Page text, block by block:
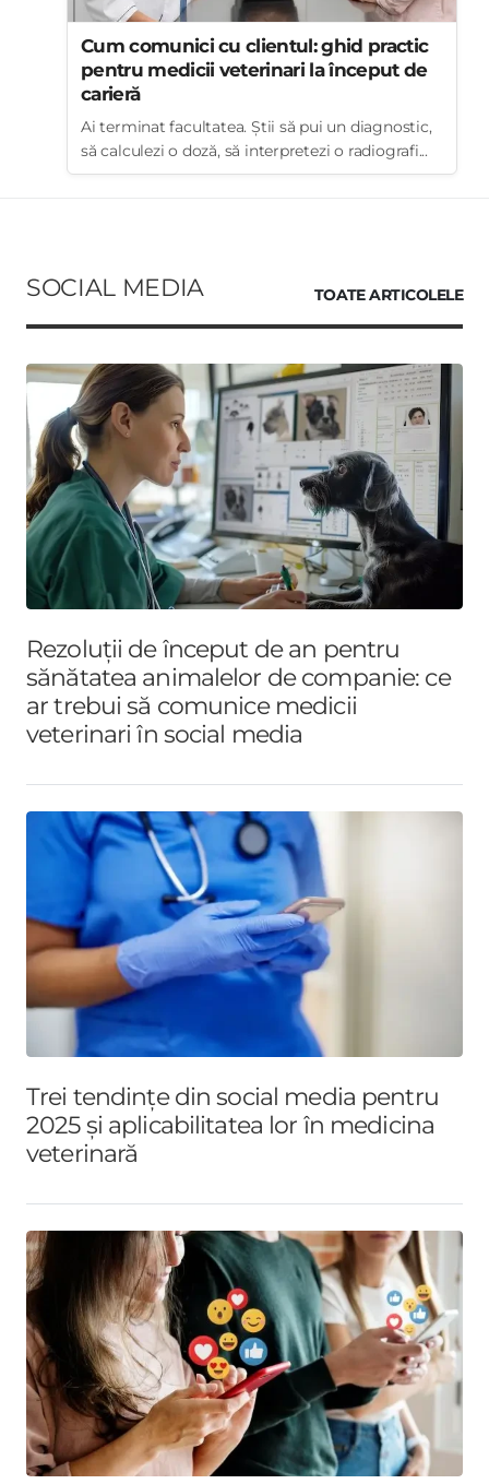
Cum comunici cu clientul: ghid practic
pentru medicii veterinari la început de
carieră
Ai terminat facultatea. Știi să pui un diagnostic,
să calculezi o doză, să interpretezi o radiografi...
SOCIAL MEDIA TOATE ARTICOLELE
Rezoluții de început de an pentru
sănătatea animalelor de companie: ce
ar trebui să comunice medicii
veterinari în social media
Trei tendințe din social media pentru
2025 și aplicabilitatea lor în medicina
veterinară